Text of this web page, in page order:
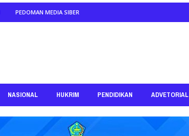
PEDOMAN MEDIA SIBER
NASIONAL HUKRIM PENDIDIKAN ADVETORIAL